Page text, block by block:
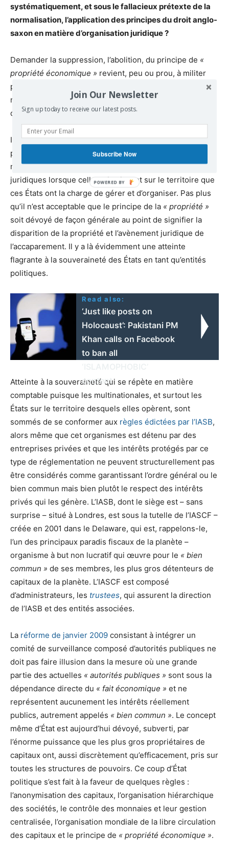
systématiquement, et sous le fallacieux prétexte de la
normalisation, l’application des principes du droit anglo-
saxon en matière d’organisation juridique ?
Demander la suppression, l’abolition, du principe de «
propriété économique » revient, peu ou prou, à militer
pour le retour de l’indépendance juridique des États par
rapport aux prescriptions, qui se veulent universelles, du
droit anglo-saxon.
Il n’est pas acceptable que des États souverains ne
puissent pas qualifier les Entreprises, fussent-elles
multinationales, selon leurs propres prescriptions
juridiques lorsque celles-ci agissent sur le territoire que
ces États ont la charge de gérer et d’organiser. Pas plus
qu’il n’est acceptable que le principe de la « propriété »
soit dévoyé de façon générale au point de signifier la
disparition de la propriété et l’avènement juridique de
l’accaparement. Il y a là évidemment une atteinte
flagrante à la souveraineté des États en tant qu’entités
politiques.
Read also:
‘Just like posts on
Holocaust’: Pakistani PM
Khan calls on Facebook
to ban all
content
Atteinte à la souveraineté qui se répète en matière
comptable puisque les multinationales, et surtout les
États sur le territoire desquels elles opèrent, sont
sommés de se conformer aux règles édictées par l’IASB,
alors même que cet organismes est détenu par des
entreprises privées et que les intérêts protégés par ce
type de réglementation ne peuvent structurellement pas
être considérés comme garantissant l’ordre général ou le
bien commun mais bien plutôt le respect des intérêts
privés qui les génère. L’IASB, dont le siège est – sans
surprise – situé à Londres, est sous la tutelle de l’IASCF –
créée en 2001 dans le Delaware, qui est, rappelons-le,
l’un des principaux paradis fiscaux de la planète –
organisme à but non lucratif qui œuvre pour le « bien
commun » de ses membres, les plus gros détenteurs de
capitaux de la planète. L’IASCF est composé
d’administrateurs, les trustees, qui assurent la direction
de l’IASB et des entités associées.
La réforme de janvier 2009 consistant à intégrer un
comité de surveillance composé d’autorités publiques ne
doit pas faire illusion dans la mesure où une grande
partie des actuelles « autorités publiques » sont sous la
dépendance directe du « fait économique » et ne
représentent aucunement les intérêts réellement
publics, autrement appelés « bien commun ». Le concept
même d’État est aujourd’hui dévoyé, subverti, par
l’énorme puissance que les plus gros propriétaires de
capitaux ont, aussi discrètement qu’efficacement, pris sur
toutes les structures de pouvoirs. Ce coup d’État
politique s’est fait à la faveur de quelques règles :
l’anonymisation des capitaux, l’organisation hiérarchique
des sociétés, le contrôle des monnaies et leur gestion
centralisée, l’organisation mondiale de la libre circulation
des capitaux et le principe de « propriété économique ».
Join Our Newsletter
Sign up today to receive our latest posts.
Subscribe Now